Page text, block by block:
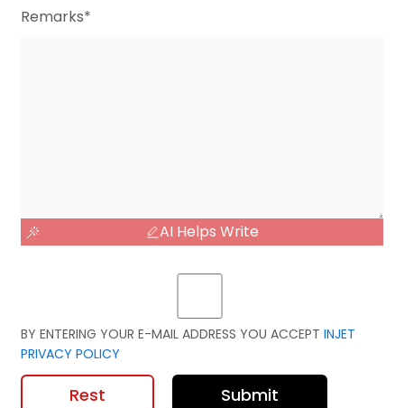
Remarks*
AI Helps Write
BY ENTERING YOUR E-MAIL ADDRESS YOU ACCEPT INJET
PRIVACY POLICY
Rest Submit